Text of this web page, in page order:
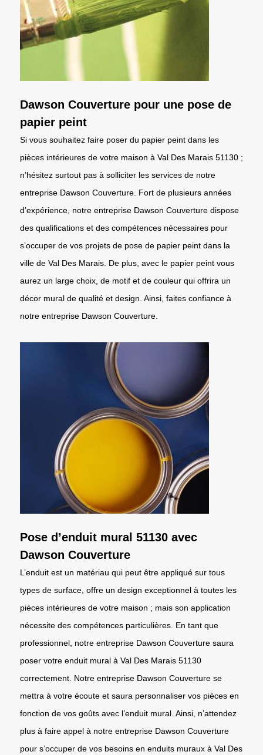
Dawson Couverture pour une pose de
papier peint
Si vous souhaitez faire poser du papier peint dans les
pièces intérieures de votre maison à Val Des Marais 51130 ;
n’hésitez surtout pas à solliciter les services de notre
entreprise Dawson Couverture. Fort de plusieurs années
d’expérience, notre entreprise Dawson Couverture dispose
des qualifications et des compétences nécessaires pour
s’occuper de vos projets de pose de papier peint dans la
ville de Val Des Marais. De plus, avec le papier peint vous
aurez un large choix, de motif et de couleur qui offrira un
décor mural de qualité et design. Ainsi, faites confiance à
notre entreprise Dawson Couverture.
Pose d’enduit mural 51130 avec
Dawson Couverture
L’enduit est un matériau qui peut être appliqué sur tous
types de surface, offre un design exceptionnel à toutes les
pièces intérieures de votre maison ; mais son application
nécessite des compétences particulières. En tant que
professionnel, notre entreprise Dawson Couverture saura
poser votre enduit mural à Val Des Marais 51130
correctement. Notre entreprise Dawson Couverture se
mettra à votre écoute et saura personnaliser vos pièces en
fonction de vos goûts avec l’enduit mural. Ainsi, n’attendez
plus à faire appel à notre entreprise Dawson Couverture
pour s’occuper de vos besoins en enduits muraux à Val Des